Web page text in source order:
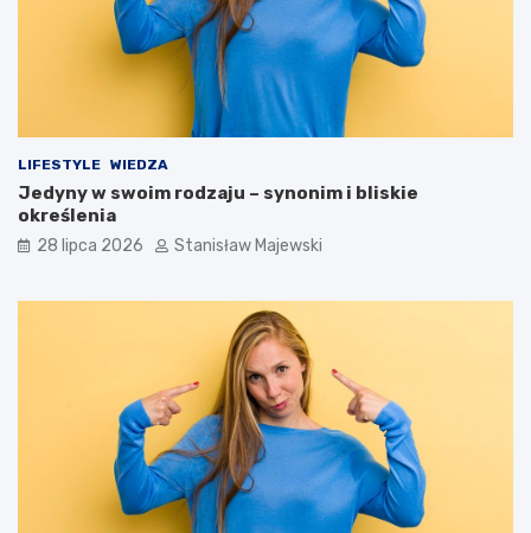
LIFESTYLE WIEDZA
Jedyny w swoim rodzaju – synonim i bliskie
określenia
28 lipca 2026 Stanisław Majewski